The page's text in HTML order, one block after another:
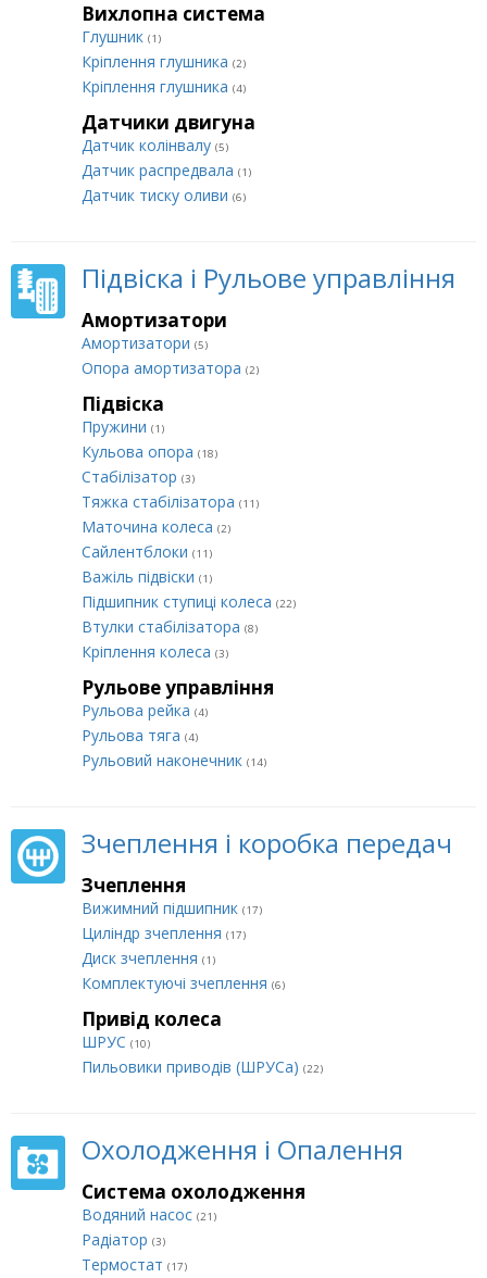
Вихлопна система
Глушник (1)
Кріплення глушника (2)
Кріплення глушника (4)
Датчики двигуна
Датчик колінвалу (5)
Датчик распредвала (1)
Датчик тиску оливи (6)
Підвіска і Рульове управління
Амортизатори
Амортизатори (5)
Опора амортизатора (2)
Підвіска
Пружини (1)
Кульова опора (18)
Стабілізатор (3)
Тяжка стабілізатора (11)
Маточина колеса (2)
Сайлентблоки (11)
Важіль підвіски (1)
Підшипник ступиці колеса (22)
Втулки стабілізатора (8)
Кріплення колеса (3)
Рульове управління
Рульова рейка (4)
Рульова тяга (4)
Рульовий наконечник (14)
Зчеплення і коробка передач
Зчеплення
Вижимний підшипник (17)
Циліндр зчеплення (17)
Диск зчеплення (1)
Комплектуючі зчеплення (6)
Привід колеса
ШРУС (10)
Пильовики приводів (ШРУСа) (22)
Охолодження і Опалення
Система охолодження
Водяний насос (21)
Радіатор (3)
Термостат (17)